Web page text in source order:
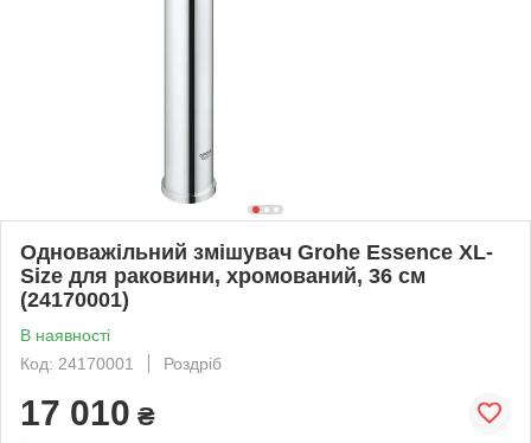
Одноважільний змішувач Grohe Essence XL-
Size для раковини, хромований, 36 см
(24170001)
В наявності
Код: 24170001
Роздріб
17 010 ₴